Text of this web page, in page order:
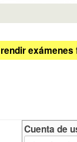
exámenes
Cuenta de